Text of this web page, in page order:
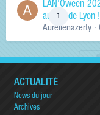
LAN'Oween
au sud de Lyon !
Aurelienazerty ·
ACTUALITÉ
News du jour
Archives